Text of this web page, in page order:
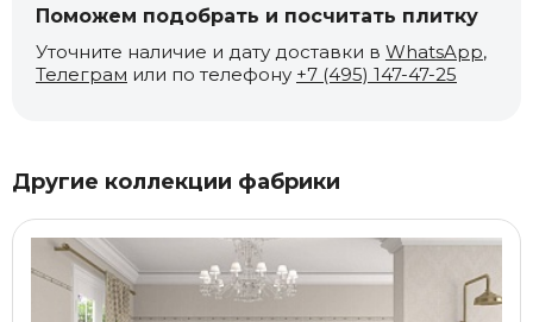
Поможем подобрать и посчитать плитку
Уточните наличие и дату доставки в WhatsApp,
Телеграм или по телефону +7 (495) 147-47-25
Другие коллекции фабрики